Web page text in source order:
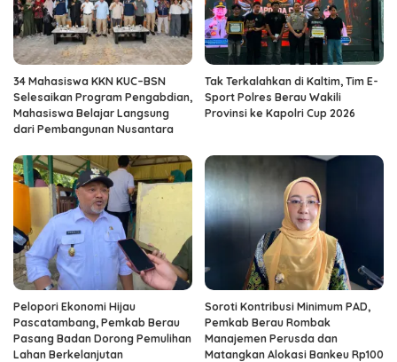
34 Mahasiswa KKN KUC–BSN
Selesaikan Program Pengabdian,
Mahasiswa Belajar Langsung
dari Pembangunan Nusantara
Tak Terkalahkan di Kaltim, Tim E-
Sport Polres Berau Wakili
Provinsi ke Kapolri Cup 2026
Pelopori Ekonomi Hijau
Pascatambang, Pemkab Berau
Pasang Badan Dorong Pemulihan
Lahan Berkelanjutan
Soroti Kontribusi Minimum PAD,
Pemkab Berau Rombak
Manajemen Perusda dan
Matangkan Alokasi Bankeu Rp100